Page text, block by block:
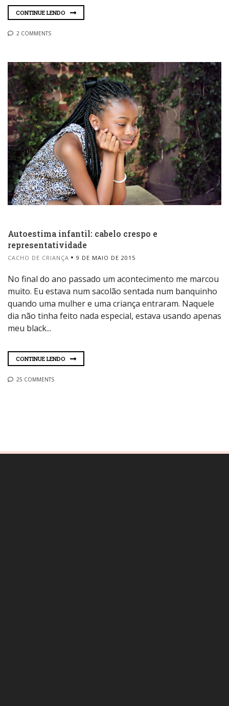
CONTINUE LENDO
2 COMMENTS
Autoestima infantil: cabelo crespo e
representatividade
CACHO DE CRIANÇA 9 DE MAIO DE 2015
No final do ano passado um acontecimento me marcou
muito. Eu estava num sacolão sentada num banquinho
quando uma mulher e uma criança entraram. Naquele
dia não tinha feito nada especial, estava usando apenas
meu black...
CONTINUE LENDO
25 COMMENTS